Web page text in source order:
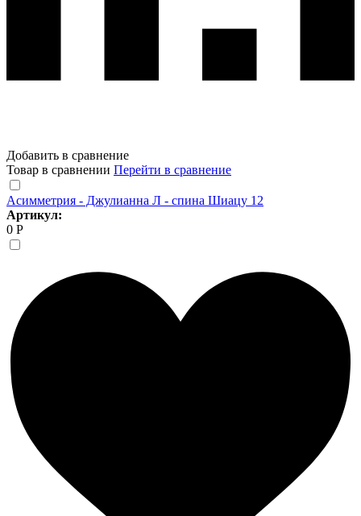
Добавить в сравнение
Товар в сравнении Перейти в сравнение
Асимметрия - Джулианна Л - спина Шиацу 12
Артикул:
0 Р